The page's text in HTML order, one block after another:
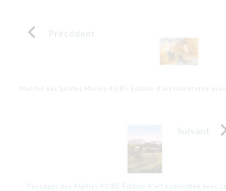
 Précédent
Marché aux Saintes Maries 43/85. Edition d'art numérotée
Suivant
Paysages des Alpilles 41/85. Edition d'art numérotée avec